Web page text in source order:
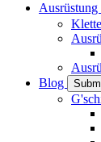
Ausrüstung
Blog